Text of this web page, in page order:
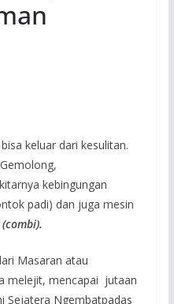
keluar dari kesulitan.
kebingungan
padi) dan juga mesin
Masaran atau
melejit, mencapai jutaan
Sejatera Ngembatpadas